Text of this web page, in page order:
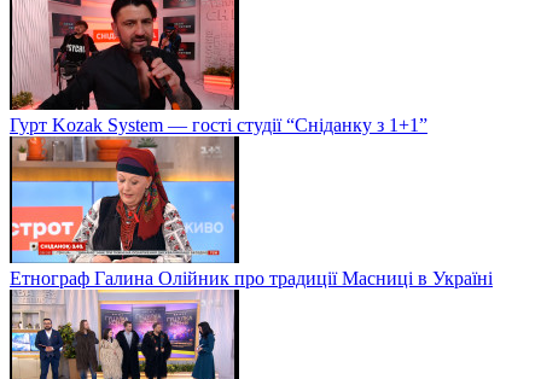
Гурт Kozak System — гості студії “Сніданку з 1+1”
Етнограф Галина Олійник про традиції Масниці в Україні